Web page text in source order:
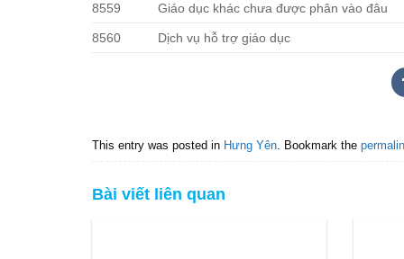
8559 Giáo dục khác chưa được phân vào đâu
8560 Dịch vụ hỗ trợ giáo dục
This entry was posted in Hưng Yên . Bookmark the
Bài viết liên quan